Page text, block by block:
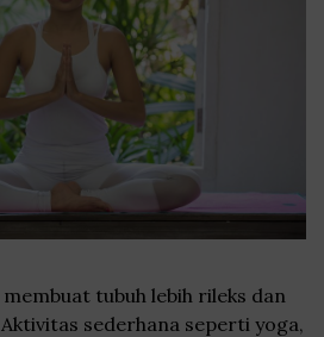
tubuh lebih rileks dan
sederhana seperti yoga,